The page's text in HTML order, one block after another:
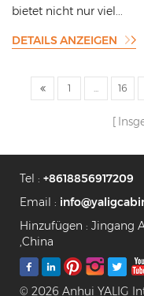
bietet nicht nur viel...
DETAILS ANZEIGEN
1 16
Tel : +8618856917209
Email :
Hinzufügen : Jingang
,China
© 2026 Anhui YALIG